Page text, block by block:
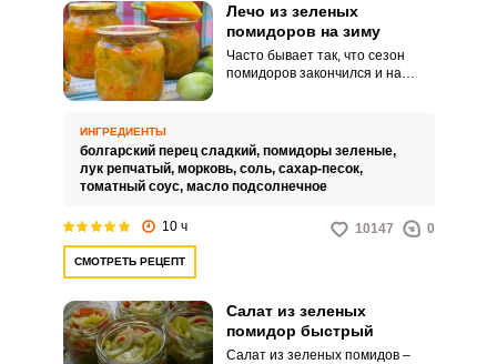
Лечо из зеленых
помидоров на зиму
Часто бывает так, что сезон
помидоров закончился и на
сделать вкусную заготовку – это
приготовить сочный и вкусный
лечо.
ИНГРЕДИЕНТЫ
болгарский перец сладкий, помидоры зеленые,
лук репчатый, морковь, соль, сахар-песок,
томатный соус, масло подсолнечное
10 ч 10147 0
СМОТРЕТЬ РЕЦЕПТ
Салат из зеленых
помидор быстрый
Салат из зеленых помидов –